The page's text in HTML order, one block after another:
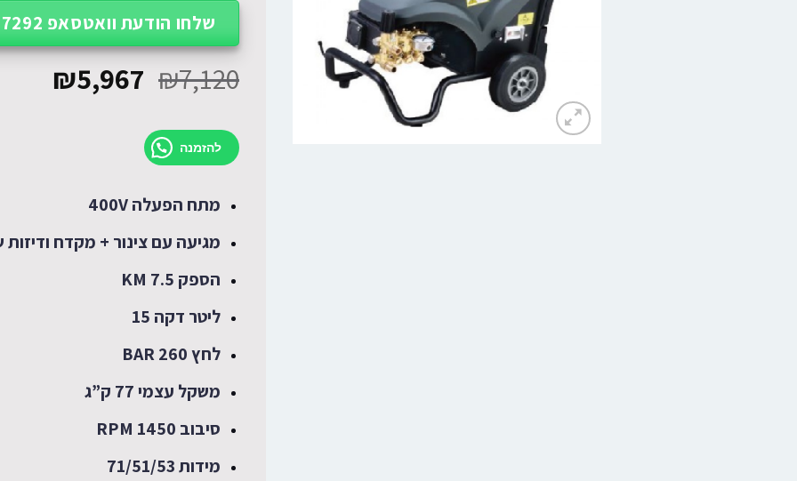
שלחו הודעת וואטסאפ 052-227-7292
₪7,120
₪5,967
להזמנה
מתח הפעלה 400V
מגיעה עם צינור + מקדח ודיזות
הספק 7.5 KM
ליטר דקה 15
לחץ 260 BAR
משקל עצמי 77 ק”ג
סיבוב 1450 RPM
מידות 71/51/53